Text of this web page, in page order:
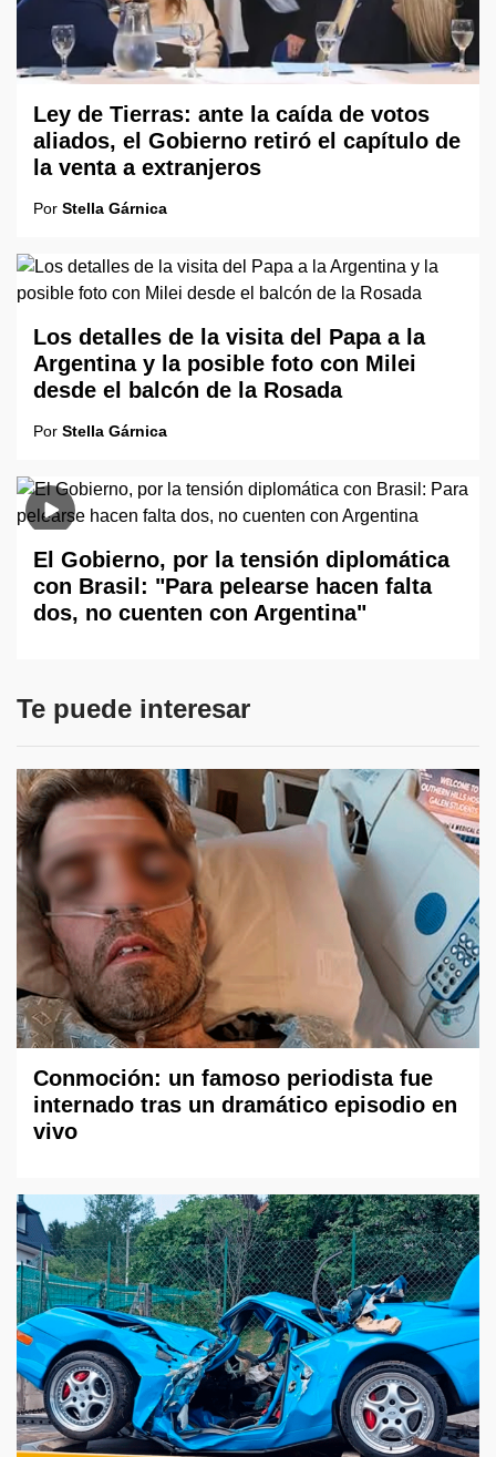
Ley de Tierras: ante la caída de votos
aliados, el Gobierno retiró el capítulo de
la venta a extranjeros
Por Stella Gárnica
Los detalles de la visita del Papa a la
Argentina y la posible foto con Milei
desde el balcón de la Rosada
Por Stella Gárnica
El Gobierno, por la tensión diplomática
con Brasil: "Para pelearse hacen falta
dos, no cuenten con Argentina"
Te puede interesar
Conmoción: un famoso periodista fue
internado tras un dramático episodio en
vivo